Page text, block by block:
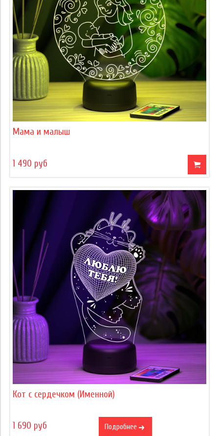
Мама и малыш
1 490 руб
Кот с сердечком (Именной)
1 690 руб Подробнее